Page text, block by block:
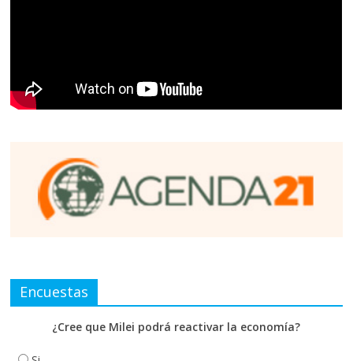
Encuestas
¿Cree que Milei podrá reactivar la economía?